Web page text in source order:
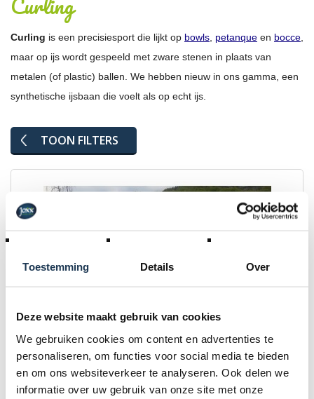
Toestemming Details Over
Deze website maakt gebruik van cookies
We gebruiken cookies om content en advertenties te
personaliseren, om functies voor social media te bieden
en om ons websiteverkeer te analyseren. Ook delen we
informatie over uw gebruik van onze site met onze
Curling is een precisiesport die lijkt op bowls, petanque en bocce,
maar op ijs wordt gespeeld met zware stenen in plaats van
metalen (of plastic) ballen. We hebben nieuw in ons gamma, een
synthetische ijsbaan die voelt als op echt ijs.
TOON FILTERS
Curling
10m x 2m